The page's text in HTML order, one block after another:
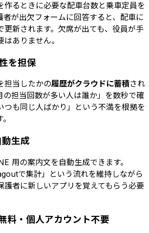
作るときに必要な配車台数と乗車定員を
者が出欠フォームに回答すると、配車に
更新されます。欠席が出ても、役員が手
ありません。
を担保
担当したかの履歴がクラウドに蓄積され
の担当回数が多い人は誰か」を数秒で確
つも同じ人ばかり」という不満を根拠を
生成
用の案内文を自動生成できます。
で集計」という流れを維持しながら
護者に新しいアプリを覚えてもらう必要
料・個人アカウント不要